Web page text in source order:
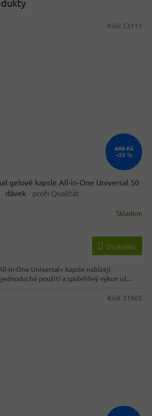
605 Kč
–33 %
gelové kapsle All-in-One Universal 50
dávek - profi Qualität
Skladem
Do košíku
in-One Universal+ kapsle nabízejí
použití a spolehlivý výkon už...
Kód: 53111
Kód: 31965